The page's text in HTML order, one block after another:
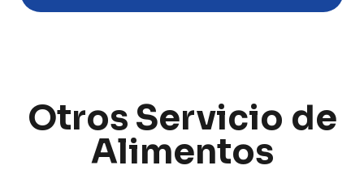
Otros Servicio de
Alimentos
ABOUT US